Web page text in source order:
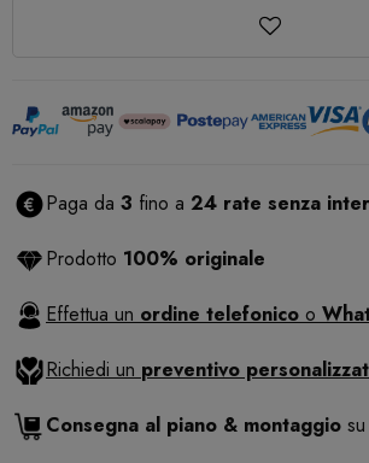
Paga da 3 fino a 24 rate senza
Prodotto 100% originale
Effettua un ordine telefonico o
Richiedi un preventivo
Consegna al piano & montaggio